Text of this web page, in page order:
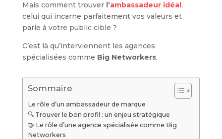
Mais comment trouver l’ambassadeur idéal,
celui qui incarne parfaitement vos valeurs et
parle à votre public cible ?
C’est là qu’interviennent les agences
spécialisées comme Big Networkers.
Sommaire
Le rôle d’un ambassadeur de marque
🔍 Trouver le bon profil : un enjeu stratégique
🤝 Le rôle d’une agence spécialisée comme Big
Networkers